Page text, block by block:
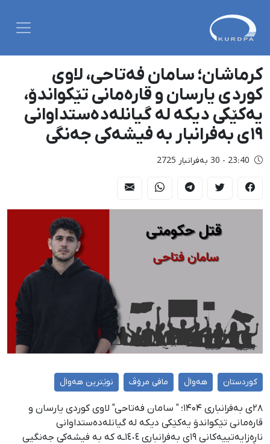
کرماشان؛ سامان فەتاحی، لاوی
کوردی یارسان و قارەمانی تێکواندۆ،
یەکێکی دیکە لە گیانلەدەستداوانی
١٩ی بەفرانبار بە فیشەکی جەنگی
23:40 - 30 بەفرانبار 2725
کوردستان هەواڵ مافی مرۆڤ نوێترین هەواڵ
۲۸ی بەفرانباری ۱۴۰۴؛ " سامان فەتاحی" لاوی کوردی یارسان و
قارەمانی تێکواندۆ یەکێکی دیکە لە گیانلەدەستداوانی
ناڕەزایەتییەکانی ١٩ی بەفرانباری ١٤٠٤‌ـە کە بە فیشەکی جەنگیی